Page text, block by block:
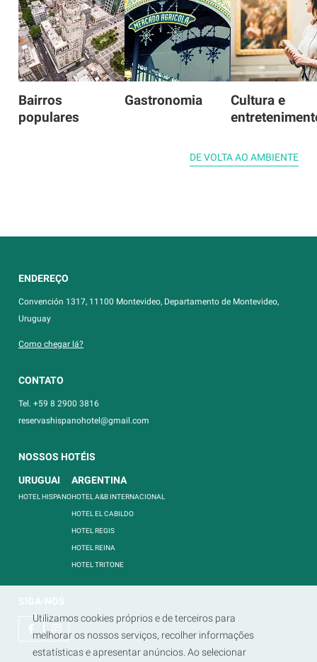
Bairros
populares
Gastronomia
Cultura e
DE VOLTA AO AMBIENTE
ENDEREÇO
Convención 1317, 11100 Montevideo, Departamento de Montevideo,
Uruguay
Como chegar lá?
CONTATO
Tel. +59 8 2900 3816
reservashispanohotel@gmail.com
NOSSOS HOTÉIS
URUGUAI
HOTEL HISPANO
ARGENTINA
HOTEL A&B INTERNACIONAL
HOTEL EL CABILDO
HOTEL REGIS
HOTEL REINA
HOTEL TRITONE
SIGA-NOS
Utilizamos cookies próprios e de terceiros para
melhorar os nossos serviços, recolher informações
estatísticas e apresentar anúncios. Ao selecionar